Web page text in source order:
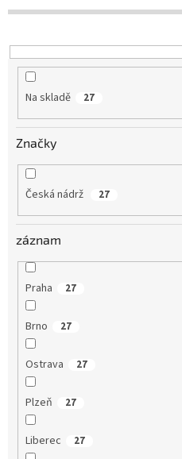
u
t
ů
Na skladě 27
Značky
Česká nádrž 27
záznam
Praha 27
Brno 27
Ostrava 27
Plzeň 27
Liberec 27